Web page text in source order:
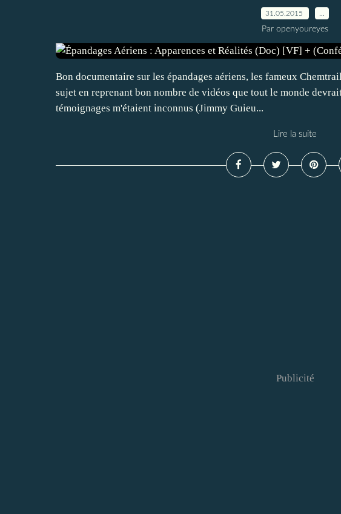
31.05.2015
Par openyoureyes
Bon documentaire sur les épandages aériens, les fameux
sujet en reprenant bon nombre de vidéos que tout le monde
témoignages m'étaient inconnus (Jimmy Guieu...
Lire la suite
Publicité